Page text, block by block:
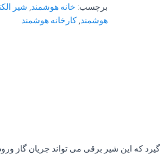
برچسب: خانه هوشمند شیر
هوشمند کارخانه هوشمند
که این شیر برقی می تواند جریان گاز